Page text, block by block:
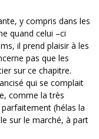
y compris dans les
quand celui –ci
il prend plaisir à les
pas que les
sur ce chapitre.
qui se complait
comme la très
(hélas la
sur le marché, à part